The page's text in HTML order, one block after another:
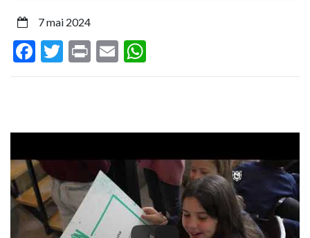
de
reducción
el
aula
7 mai 2024
Facebook
Twitter
PrintEmail